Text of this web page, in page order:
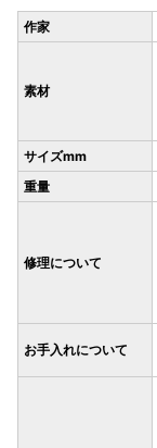
作家
素材
サイズmm
重量
修理について
お手入れについて